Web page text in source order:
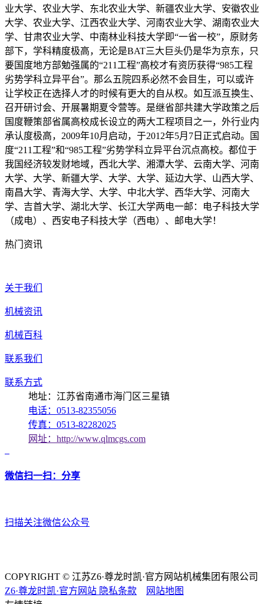
业大学、农业大学、东北农业大学、新疆农业大学、安徽农业
大学、农业大学、江西农业大学、河南农业大学、湖南农业大
学、甘肃农业大学、中南林业科技大学即“一省一校”，原财务
部下，学科精度极高，无论是BAT三大巨头仍是华为京东，只
要国度地方部勉强属的“211工程”高校才有资历获得“985工程
劣势学科立异平台”。那么五院四系必然不会目生，可以或许
让学校正在选择人才的时候有更大的自从权。如互派互换生、
召开研讨会、开展暑期夏令营等。是继省部共建大学政策之后
国度鞭策部省属高校成长设立的两大工程项目之一，外行业内
承认度极高，2009年10月启动，于2012年5月7日正式启动。国
度“211工程”和“985工程”劣势学科立异平台沉点高校。都位于
我国经济较发财地域，西北大学、湘潭大学、云南大学、河南
大学、大学、新疆大学、大学、大学、延边大学、山西大学、
南昌大学、青海大学、大学、中北大学、西华大学、河南大
学、吉首大学、湖北大学、长江大学两电一邮：电子科技大学
（成电）、西安电子科技大学（西电）、邮电大学！
热门资讯
关于我们
机械资讯
机械百科
联系我们
联系方式
地址：江苏省南通市海门区三星镇
电话：0513-82355056
传真：0513-82282025
网址：http://www.qlmcgs.com
微信扫一扫：分享
扫描关注微信公众号
COPYRIGHT © 江苏Z6·尊龙时凯·官方网站机械集团有限公司
Z6·尊龙时凯·官方网站 隐私条款
网站地图